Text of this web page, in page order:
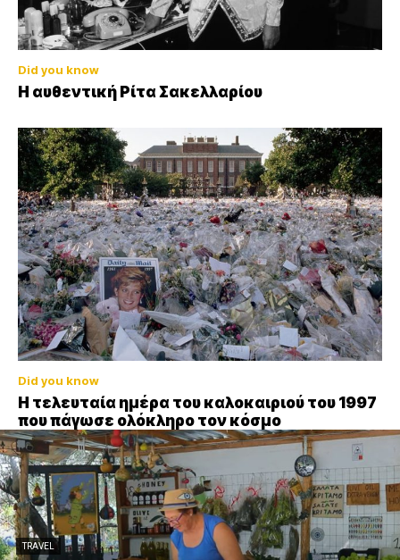
Did you know
Η αυθεντική Ρίτα Σακελλαρίου
Did you know
Η τελευταία ημέρα του καλοκαιριού του 1997
που πάγωσε ολόκληρο τον κόσμο
TRAVEL